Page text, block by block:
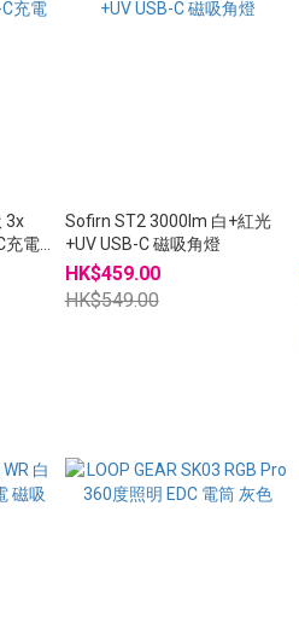
3x
充電
Sofirn ST2 3000lm 白+紅光
+UV USB-C 磁吸角燈
HK$459.00
HK$549.00